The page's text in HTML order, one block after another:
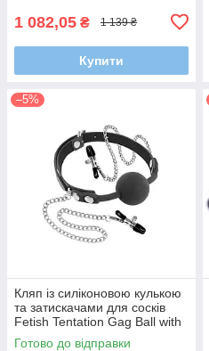
1 082,05 ₴ 1 139 ₴
Купити
–5%
Кляп із силіконовою кулькою
та затискачами для сосків
Fetish Tentation Gag Ball with
Nipple Clamps
Готово до відправки